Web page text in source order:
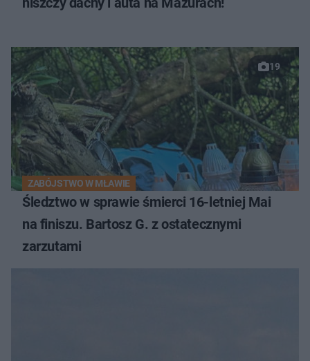
19
ZABÓJSTWO W MŁAWIE
Śledztwo w sprawie śmierci 16-letniej Mai
na finiszu. Bartosz G. z ostatecznymi
zarzutami